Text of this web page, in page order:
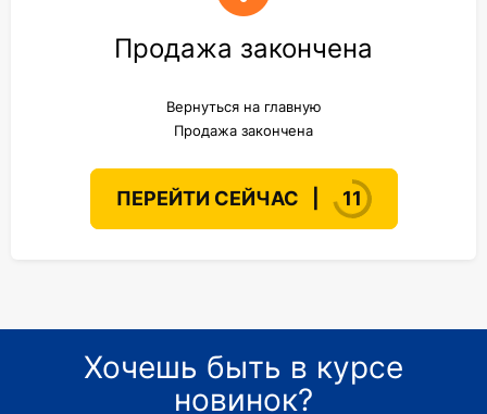
Продажа закончена
Вернуться на главную
Продажа закончена
ПЕРЕЙТИ СЕЙЧАС 11
Хочешь быть в курсе
новинок?